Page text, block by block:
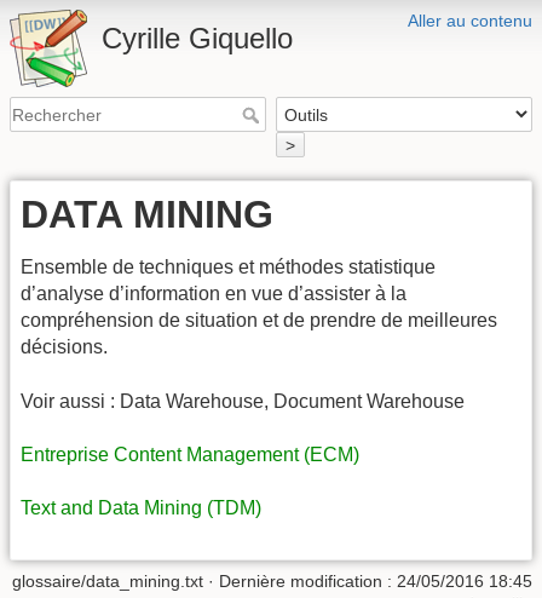
Aller au contenu
Cyrille Giquello
>
DATA MINING
Ensemble de techniques et méthodes statistique
d’analyse d’information en vue d’assister à la
compréhension de situation et de prendre de meilleures
décisions.
Voir aussi : Data Warehouse, Document Warehouse
Entreprise Content Management (ECM)
Text and Data Mining (TDM)
glossaire/data_mining.txt · Dernière modification : 24/05/2016 18:45